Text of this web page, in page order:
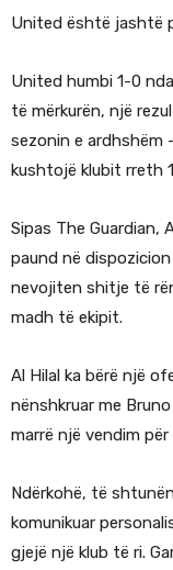
United është jashtë
United humbi 1-0
të mërkurën, një
sezonin e ardhshëm
kushtojë klubit rreth
Sipas The Guardian,
paund në
nevojiten shitje të
madh të ekipit.
Al Hilal ka bërë një
nënshkruar me
marrë një vendim
Ndërkohë, të
komunikuar
gjejë një klub të ri.